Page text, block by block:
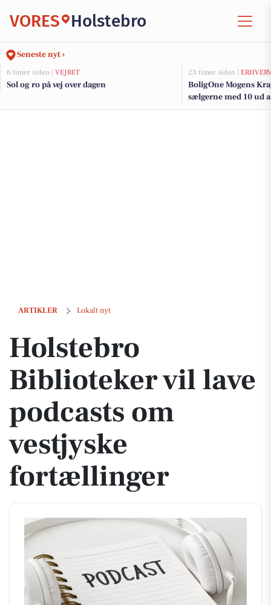
VORES Holstebro
Seneste nyt ›
6 timer siden | VEJRET
Sol og ro på vej over dagen
23 timer siden |
BoligOne Mogens
sælgerne med 10 ud
ARTIKLER Lokalt nyt
Holstebro Biblioteker vil lave podcasts om vestjyske fortællinger
Holstebro
Biblioteker vil lave
podcasts om
vestjyske
fortællinger